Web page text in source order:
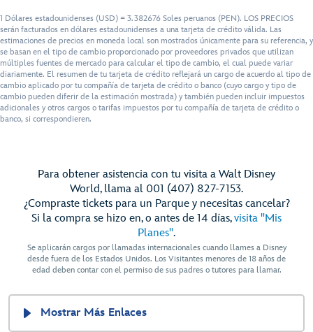
1 Dólares estadounidenses (USD) = 3.382676 Soles peruanos (PEN). LOS PRECIOS
serán facturados en dólares estadounidenses a una tarjeta de crédito válida. Las
estimaciones de precios en moneda local son mostrados únicamente para su referencia, y
se basan en el tipo de cambio proporcionado por proveedores privados que utilizan
múltiples fuentes de mercado para calcular el tipo de cambio, el cual puede variar
diariamente. El resumen de tu tarjeta de crédito reflejará un cargo de acuerdo al tipo de
cambio aplicado por tu compañía de tarjeta de crédito o banco (cuyo cargo y tipo de
cambio pueden diferir de la estimación mostrada) y también pueden incluir impuestos
adicionales y otros cargos o tarifas impuestos por tu compañía de tarjeta de crédito o
banco, si correspondieren.
Para obtener asistencia con tu visita a Walt Disney
World, llama al 001 (407) 827-7153.
¿Compraste tickets para un Parque y necesitas cancelar?
Si la compra se hizo en, o antes de 14 días,visita "Mis
Planes".
Se aplicarán cargos por llamadas internacionales cuando llames a Disney
desde fuera de los Estados Unidos. Los Visitantes menores de 18 años de
edad deben contar con el permiso de sus padres o tutores para llamar.
Mostrar Más Enlaces